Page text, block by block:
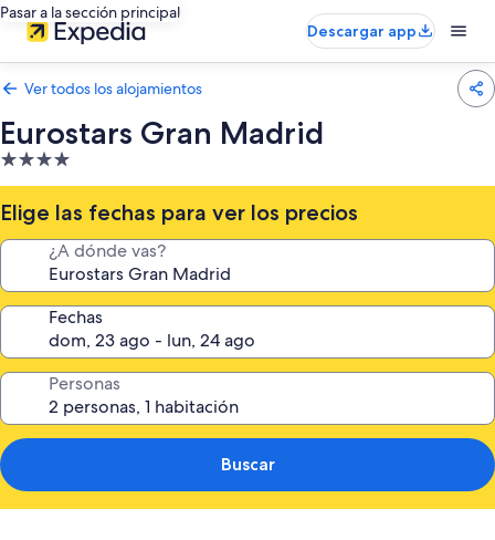
Pasar a la sección principal
Descargar app
Ver todos los alojamientos
Eurostars Gran Madrid
Alojamiento
de
4.0 estrellas
Elige las fechas para ver los precios
¿A dónde vas?
Fechas
Personas
Buscar